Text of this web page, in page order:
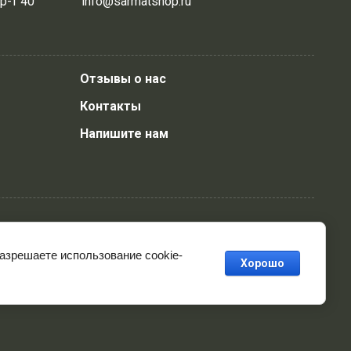
Отзывы о нас
Контакты
Напишите нам
использование cookie-
Хорошо